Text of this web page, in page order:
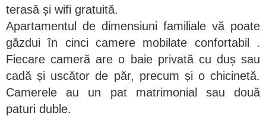
terasă și wifi gratuită.
Apartamentul de dimensiuni familiale vă poate
găzdui în cinci camere mobilate confortabil .
Fiecare cameră are o baie privată cu duș sau
cadă și uscător de păr, precum și o chicinetă.
Camerele au un pat matrimonial sau două
paturi duble.